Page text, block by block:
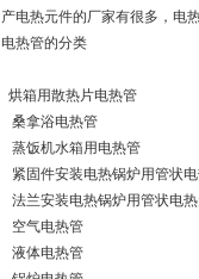
产电热元件的厂家有很多，电
电热管的分类
烘箱用散热片电热管
桑拿浴电热管
蒸饭机水箱用电热管
紧固件安装电热锅炉用管状
法兰安装电热锅炉用管状电
空气电热管
液体电热管